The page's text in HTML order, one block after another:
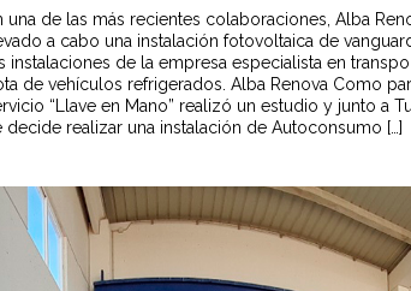
una de las más recientes colaboraciones, Alba
a cabo una instalación fotovoltaica de
instalaciones de la empresa especialista en
de vehículos refrigerados. Alba Renova Como
“Llave en Mano” realizó un estudio y junto a
decide realizar una instalación de Autoconsumo […]